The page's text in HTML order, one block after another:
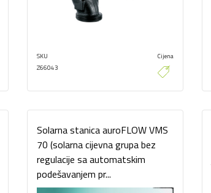
SKU
Z66043
Cijena
Solarna stanica auroFLOW VMS
70 (solarna cijevna grupa bez
regulacije sa automatskim
podešavanjem pr...